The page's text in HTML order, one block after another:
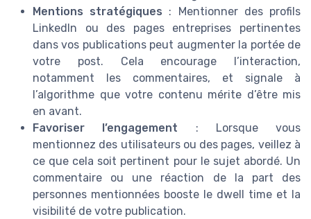
Mentions stratégiques : Mentionner des profils
LinkedIn ou des pages entreprises pertinentes
dans vos publications peut augmenter la portée de
votre post. Cela encourage l’interaction,
notamment les commentaires, et signale à
l’algorithme que votre contenu mérite d’être mis
en avant.
Favoriser l’engagement : Lorsque vous
mentionnez des utilisateurs ou des pages, veillez à
ce que cela soit pertinent pour le sujet abordé. Un
commentaire ou une réaction de la part des
personnes mentionnées booste le dwell time et la
visibilité de votre publication.